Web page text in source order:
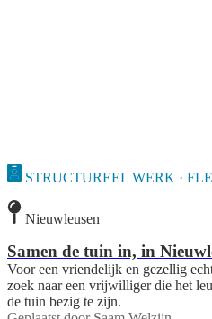
STRUCTUREEL WERK ·
Nieuwleusen
Samen de tuin in, in
Voor een vriendelijk en gezellig
zoek naar een vrijwilliger die het
de tuin bezig te zijn.